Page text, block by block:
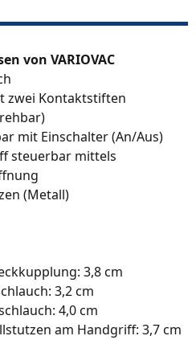
von VARIOVAC
zwei Kontaktstiften
mit Einschalter (An/Aus)
steuerbar mittels
(Metall)
3,8 cm
3,2 cm
4,0 cm
am Handgriff: 3,7 cm